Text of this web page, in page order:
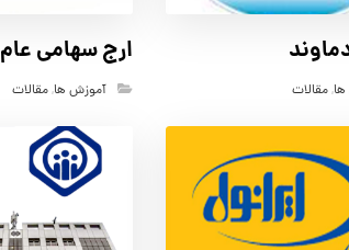
,مقالات
ارج سهامی عام
آموزش ها,مقالات